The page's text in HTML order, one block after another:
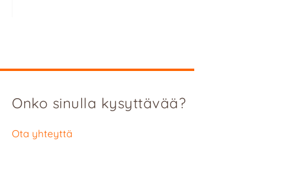
Onko sinulla kysyttävää?
Ota yhteyttä